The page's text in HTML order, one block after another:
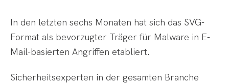
In den letzten sechs Monaten hat sich das SVG-
Format als bevorzugter Träger für Malware in E-
Mail-basierten Angriffen etabliert.
Sicherheitsexperten in der gesamten Branche